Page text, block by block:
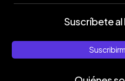
Suscríbete